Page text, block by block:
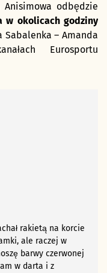
Anisimowa odbędzie
w okolicach godziny
Sabalenka – Amanda
Eurosportu
rakietą na korcie
ale raczej w
barwy czerwonej
w darta i z